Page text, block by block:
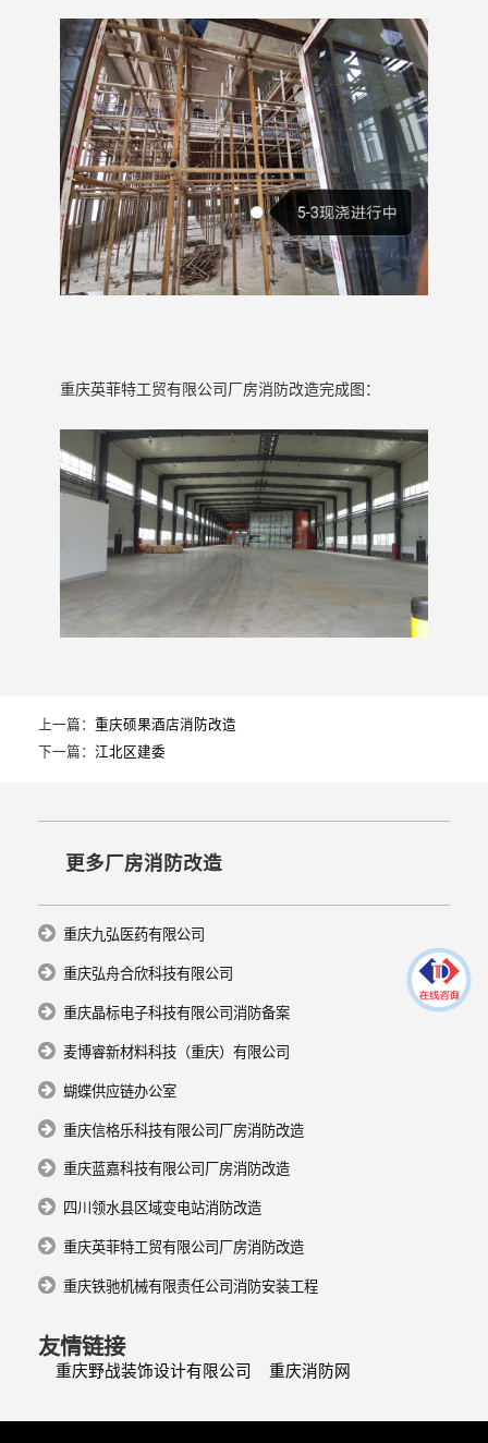
重庆英菲特工贸有限公司厂房消防改造完成图：
上一篇： 重庆硕果酒店消防改造
下一篇： 江北区建委
更多厂房消防改造
重庆九弘医药有限公司
重庆弘舟合欣科技有限公司
重庆晶标电子科技有限公司消防备案
麦博睿新材料科技（重庆）有限公司
蝴蝶供应链办公室
重庆信格乐科技有限公司厂房消防改造
重庆蓝嘉科技有限公司厂房消防改造
四川领水县区域变电站消防改造
重庆英菲特工贸有限公司厂房消防改造
重庆铁驰机械有限责任公司消防安装工程
友情链接
重庆野战装饰设计有限公司 重庆消防网